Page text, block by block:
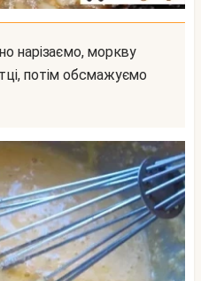
потім обсмажуємо